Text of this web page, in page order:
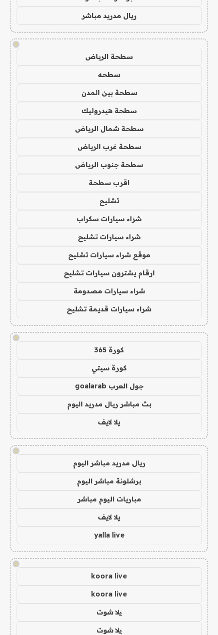
ريال مدريد مباشر
!
سطحة الرياض
سطحه
سطحة بين المدن
سطحة هيدروليك
سطحة شمال الرياض
سطحة غرب الرياض
سطحة جنوب الرياض
اقرب سطحة
تشليح
شراء سيارات سكراب
شراء سيارات تشليح
موقع شراء سيارات تشليح
ارقام يشترون سيارات تشليح
شراء سيارات مصدومة
شراء سيارات قديمة تشليح
!
كورة 365
كورة سيتي
جول العرب goalarab
بث مباشر ريال مدريد اليوم
يلا لايف
!
ريال مدريد مباشر اليوم
برشلونة مباشر اليوم
مباريات اليوم مباشر
يلا لايف
yalla live
!
koora live
koora live
يلا شوت
يلا شوت